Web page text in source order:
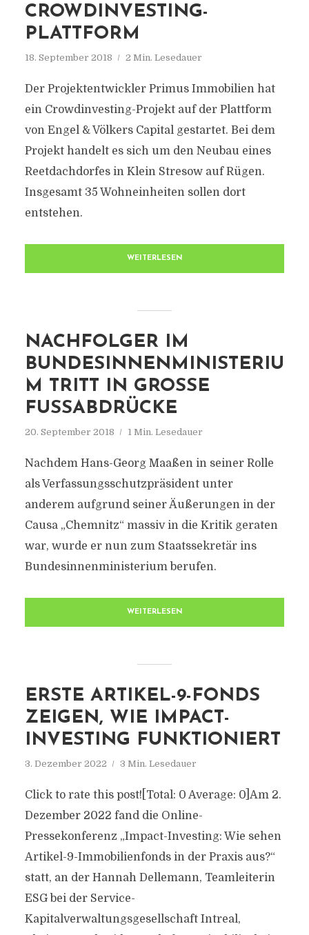
CROWDINVESTING-
PLATTFORM
18. September 2018 2 Min. Lesedauer
Der Projektentwickler Primus Immobilien hat
ein Crowdinvesting-Projekt auf der Plattform
von Engel & Völkers Capital gestartet. Bei dem
Projekt handelt es sich um den Neubau eines
Reetdachdorfes in Klein Stresow auf Rügen.
Insgesamt 35 Wohneinheiten sollen dort
entstehen.
WEITERLESEN
NACHFOLGER IM
BUNDESINNENMINISTERIU
M TRITT IN GROSSE F
USSABDRÜCKE
20. September 2018 1 Min. Lesedauer
Nachdem Hans-Georg Maaßen in seiner Rolle
als Verfassungsschutzpräsident unter
anderem aufgrund seiner Äußerungen in der
Causa „Chemnitz“ massiv in die Kritik geraten
war, wurde er nun zum Staatssekretär ins
Bundesinnenministerium berufen.
WEITERLESEN
ERSTE ARTIKEL-9-FONDS
ZEIGEN, WIE IMPACT-
INVESTING FUNKTIONIERT
3. Dezember 2022 3 Min. Lesedauer
Click to rate this post![Total: 0 Average: 0]Am 2.
Dezember 2022 fand die Online-
Pressekonferenz „Impact-Investing: Wie sehen
Artikel-9-Immobilienfonds in der Praxis aus?“
statt, an der Hannah Dellemann, Teamleiterin
ESG bei der Service-
Kapitalverwaltungsgesellschaft Intreal,